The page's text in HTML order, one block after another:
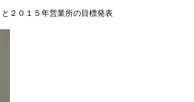
２０１５年営業所の目標発表